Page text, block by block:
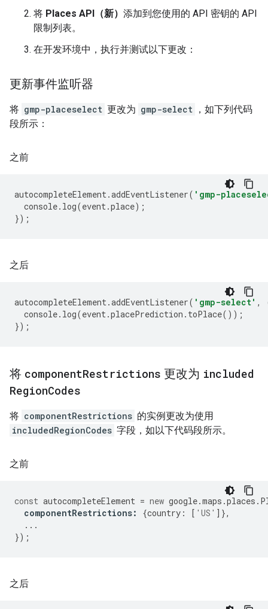
将 Places API（新） 添加到您使用的 API 密钥的 API
限制列表。
在开发环境中，执行并测试以下更改：
更新事件监听器
将 gmp-placeselect 更改为 gmp-select ，如下列代码
段所示：
之前
autocompleteElement.addEventListener( 'gmp-
console. log(event.place);
});
之后
autocompleteElement.addEventListener( 'gmp-select' ,
console. log(event.placePrediction . toPlace());
});
将 componentRestrictions 更改为 included
RegionCodes
将 componentRestrictions 的实例更改为使用
includedRegionCodes 字段，如以下代码段所示。
之前
const autocompleteElement = new google.maps .places .
componentRestrictions: {country : [ 'US' ]},
...
});
之后